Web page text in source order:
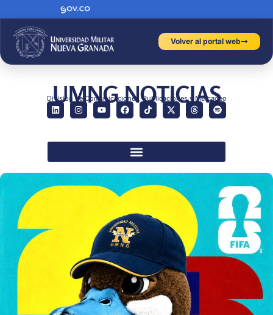
Volver al portal web
UMNG NOTICIAS
División de Comunicaciones, Publicaciones y Mercadeo